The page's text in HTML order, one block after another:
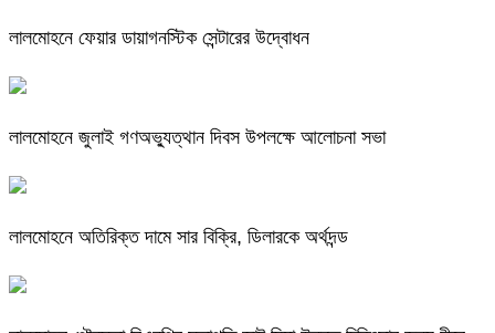
লালমোহনে ফেয়ার ডায়াগনস্টিক সেন্টারের উদ্বোধন
লালমোহনে জুলাই গণঅভ্যুত্থান দিবস উপলক্ষে আলোচনা সভা
লালমোহনে অতিরিক্ত দামে সার বিক্রি, ডিলারকে অর্থদন্ড